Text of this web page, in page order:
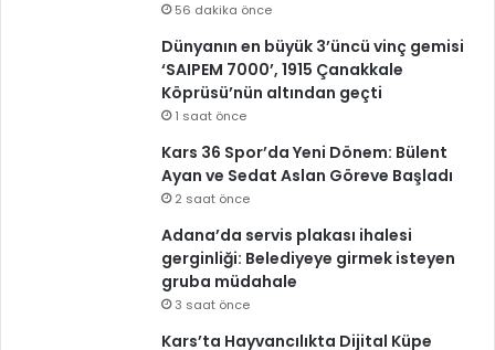
56 dakika önce
Dünyanın en büyük 3’üncü vinç gemisi
‘SAIPEM 7000’, 1915 Çanakkale
Köprüsü’nün altından geçti
1 saat önce
Kars 36 Spor’da Yeni Dönem: Bülent
Ayan ve Sedat Aslan Göreve Başladı
2 saat önce
Adana’da servis plakası ihalesi
gerginliği: Belediyeye girmek isteyen
gruba müdahale
3 saat önce
Kars’ta Hayvancılıkta Dijital Küpe